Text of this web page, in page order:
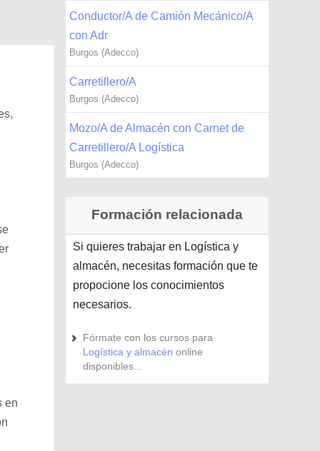
en
Conductor/A de Camión Mecánico/A
con Adr
Burgos (Adecco)
Carretillero/A
Burgos (Adecco)
Mozo/A de Almacén con Carnet de
Carretillero/A Logística
Burgos (Adecco)
Formación relacionada
Si quieres trabajar en Logística y
almacén, necesitas formación que te
propocione los conocimientos
necesarios.
Fórmate con los cursos para
Logística y almacén online
disponibles...